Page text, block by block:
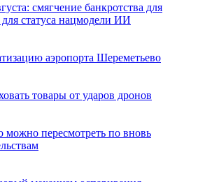
смягчение банкротства для
для статуса нацмодели ИИ
аэропорта Шереметьево
товары от ударов дронов
можно пересмотреть по вновь